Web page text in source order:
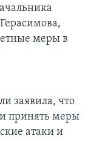
меры в
заявила, что
принять меры
атаки и